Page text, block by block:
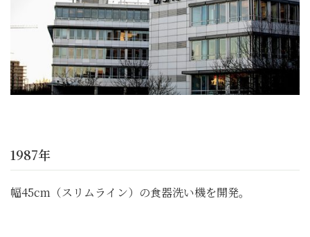
1987年
幅45cm（スリムライン）の食器洗い機を開発。